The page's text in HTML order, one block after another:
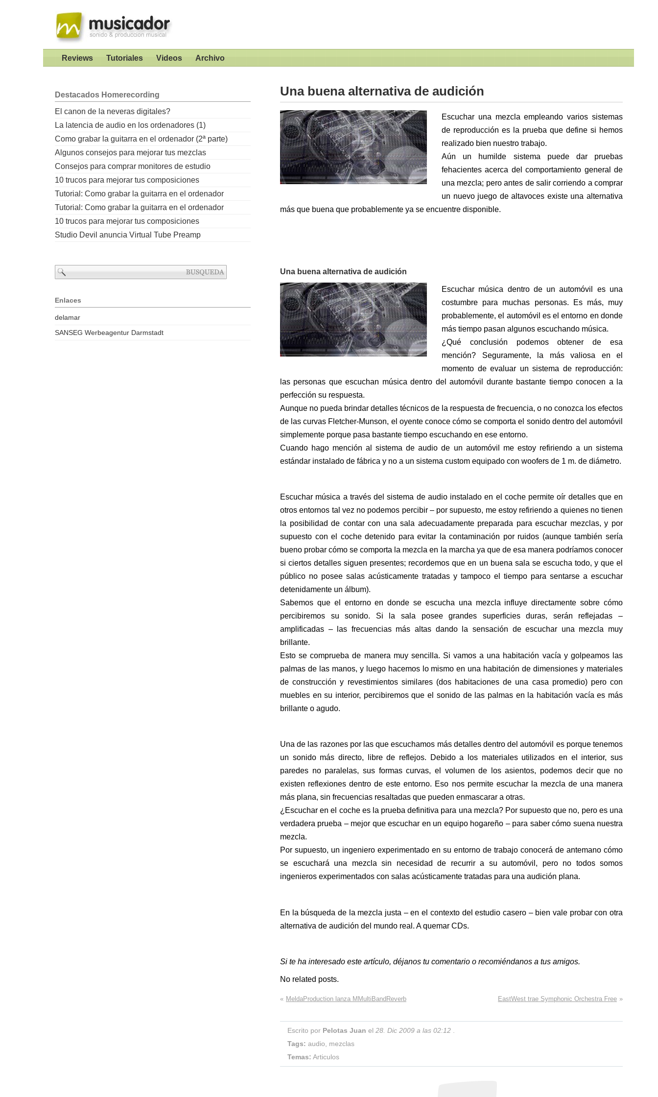
Una buena alternativa de audición
Escuchar una mezcla empleando varios sistemas
de reproducción es la prueba que define si hemos
realizado bien nuestro trabajo.
Aún un humilde sistema puede dar pruebas
fehacientes acerca del comportamiento general de
una mezcla; pero antes de salir corriendo a comprar
un nuevo juego de altavoces existe una alternativa
más que buena que probablemente ya se encuentre disponible.
Una buena alternativa de audición
Escuchar música dentro de un automóvil es una
costumbre para muchas personas. Es más, muy
probablemente, el automóvil es el entorno en donde
más tiempo pasan algunos escuchando música.
¿Qué conclusión podemos obtener de esa
mención? Seguramente, la más valiosa en el
momento de evaluar un sistema de reproducción:
las personas que escuchan música dentro del automóvil durante bastante tiempo conocen a la
perfección su respuesta.
Aunque no pueda brindar detalles técnicos de la respuesta de frecuencia, o no conozca los efectos
de las curvas Fletcher-Munson, el oyente conoce cómo se comporta el sonido dentro del automóvil
simplemente porque pasa bastante tiempo escuchando en ese entorno.
Cuando hago mención al sistema de audio de un automóvil me estoy refiriendo a un sistema
estándar instalado de fábrica y no a un sistema custom equipado con woofers de 1 m. de diámetro.
Escuchar música a través del sistema de audio instalado en el coche permite oír detalles que en
otros entornos tal vez no podemos percibir – por supuesto, me estoy refiriendo a quienes no tienen
la posibilidad de contar con una sala adecuadamente preparada para escuchar mezclas, y por
supuesto con el coche detenido para evitar la contaminación por ruidos (aunque también sería
bueno probar cómo se comporta la mezcla en la marcha ya que de esa manera podríamos conocer
si ciertos detalles siguen presentes; recordemos que en un buena sala se escucha todo, y que el
público no posee salas acústicamente tratadas y tampoco el tiempo para sentarse a escuchar
detenidamente un álbum).
Sabemos que el entorno en donde se escucha una mezcla influye directamente sobre cómo
percibiremos su sonido. Si la sala posee grandes superficies duras, serán reflejadas –
amplificadas – las frecuencias más altas dando la sensación de escuchar una mezcla muy
brillante.
Esto se comprueba de manera muy sencilla. Si vamos a una habitación vacía y golpeamos las
palmas de las manos, y luego hacemos lo mismo en una habitación de dimensiones y materiales
de construcción y revestimientos similares (dos habitaciones de una casa promedio) pero con
muebles en su interior, percibiremos que el sonido de las palmas en la habitación vacía es más
brillante o agudo.
Una de las razones por las que escuchamos más detalles dentro del automóvil es porque tenemos
un sonido más directo, libre de reflejos. Debido a los materiales utilizados en el interior, sus
paredes no paralelas, sus formas curvas, el volumen de los asientos, podemos decir que no
existen reflexiones dentro de este entorno. Eso nos permite escuchar la mezcla de una manera
más plana, sin frecuencias resaltadas que pueden enmascarar a otras.
¿Escuchar en el coche es la prueba definitiva para una mezcla? Por supuesto que no, pero es una
verdadera prueba – mejor que escuchar en un equipo hogareño – para saber cómo suena nuestra
mezcla.
Por supuesto, un ingeniero experimentado en su entorno de trabajo conocerá de antemano cómo
se escuchará una mezcla sin necesidad de recurrir a su automóvil, pero no todos somos
ingenieros experimentados con salas acústicamente tratadas para una audición plana.
En la búsqueda de la mezcla justa – en el contexto del estudio casero – bien vale probar con otra
alternativa de audición del mundo real. A quemar CDs.
Si te ha interesado este artículo, déjanos tu comentario o recomiéndanos a tus amigos.
No related posts.
« MeldaProduction lanza MMultiBandReverb EastWest trae Symphonic Orchestra Free »
Escrito por Pelotas Juan el 28. Dic 2009 a las 02:12
Tags: audio
mezclas
Temas: Articulos
Reviews Tutoriales Videos Archivo
Destacados Homerecording
El canon de la neveras digitales?
La latencia de audio en los ordenadores (1)
Como grabar la guitarra en el ordenador (2ª parte)
Algunos consejos para mejorar tus mezclas
Consejos para comprar monitores de estudio
10 trucos para mejorar tus composiciones
Tutorial: Como grabar la guitarra en el ordenador
Tutorial: Como grabar la guitarra en el ordenador
10 trucos para mejorar tus composiciones
Studio Devil anuncia Virtual Tube Preamp
Enlaces
delamar
SANSEG Werbeagentur Darmstadt